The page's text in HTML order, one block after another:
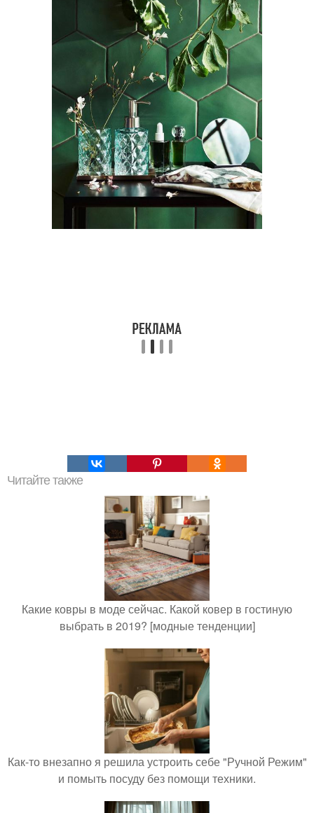
Читайте также
Какие ковры в моде сейчас. Какой ковер в гостиную
выбрать в 2019? [модные тенденции]
Как-то внезапно я решила устроить себе "Ручной Режим"
и помыть посуду без помощи техники.